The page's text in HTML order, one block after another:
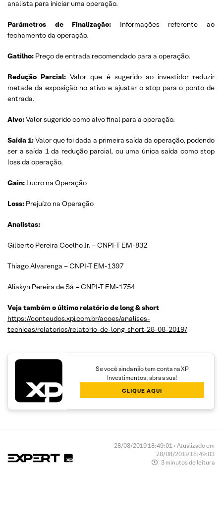
analista para iniciar uma operação.
Parâmetros de Finalização: Informações referente ao
fechamento da operação.
Gatilho: Preço de entrada recomendado para a operação.
Redução Parcial:Valor que é sugerido ao investidor reduzir
metade da exposição no ativo e ajustar o stop para o ponto de
entrada.
Alvo:Valor sugerido como alvo final para a operação.
Saída 1:Valor que foi dada a primeira saída da operação, podendo
ser a saída 1 da redução parcial, ou uma única saída como stop
loss da operação.
Gain: Lucro na Operação
Loss: Prejuízo na Operação
Analistas:
Gilberto Pereira Coelho Jr. – CNPI-T EM-832
Thiago Alvarenga – CNPI-T EM-1397
Aliakyn Pereira de Sá – CNPI-T EM-1754
Veja também o último relatório de long & short
https://conteudos.xpi.com.br/acoes/analises-
tecnicas/relatorios/relatorio-de-long-short-28-08-2019/
Se você ainda não tem conta na XP
Investimentos, abra a sua!
CLIQUE AQUI
28/08/2019 18:49:01 • Atualizado em
28/08/2019 18:49:03
3 minutos de leitura